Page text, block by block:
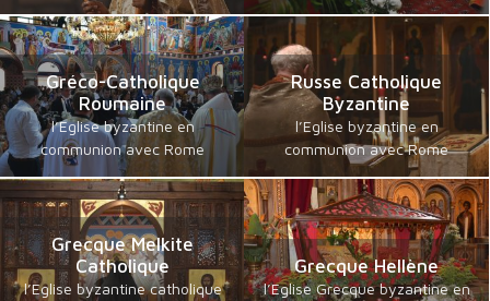
Gréco-Catholique
Roumaine
l’Eglise byzantine en
communion avec Rome
Russe Catholique
Byzantine
l’Eglise byzantine en
communion avec Rome
Grecque Melkite
Catholique
l’Eglise byzantine catholique
Grecque Hellène
l’Eglise Grecque byzantine en